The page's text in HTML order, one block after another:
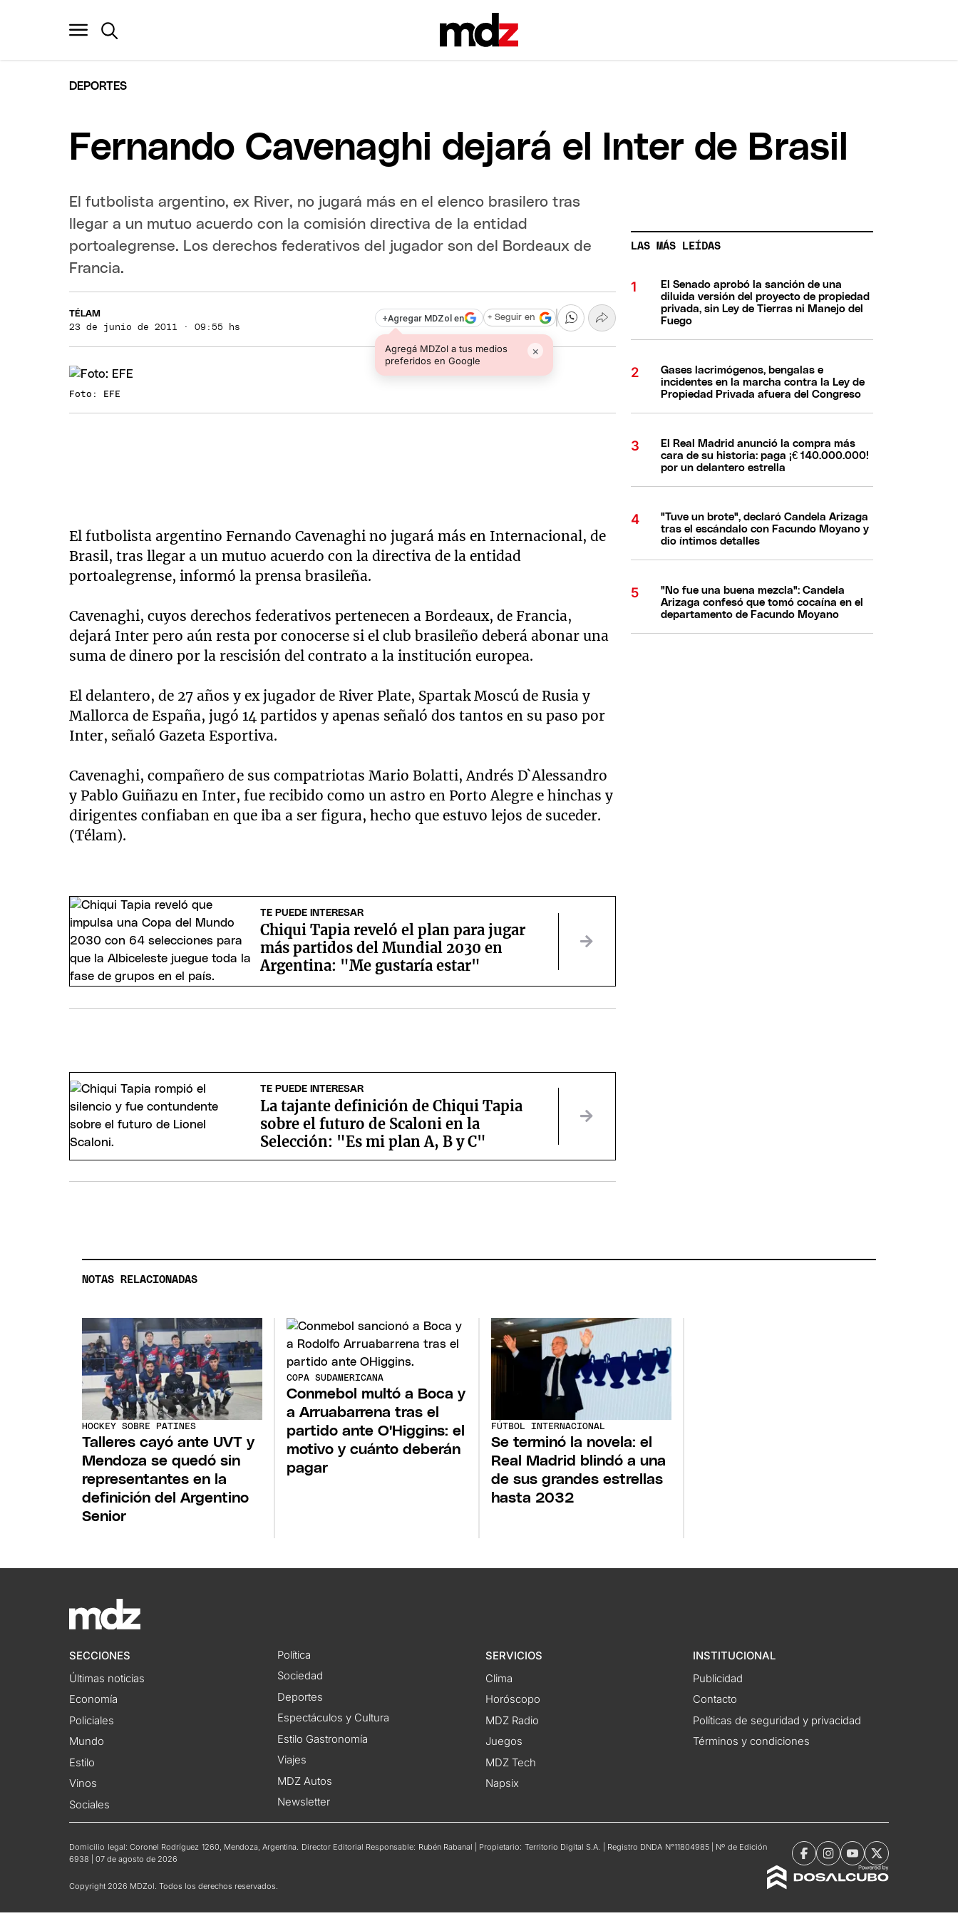
DEPORTES
Fernando Cavenaghi dejará el Inter de Brasil
El futbolista argentino, ex River, no jugará más en el elenco brasilero tras
llegar a un mutuo acuerdo con la comisión directiva de la entidad
portoalegrense. Los derechos federativos del jugador son del Bordeaux de
Francia.
TÉLAM
23 de junio de 2011 · 09:55 hs
+Agregar MDZol en
Agregá MDZol a tus medios
preferidos en Google
×
+ Seguir en
Foto: EFE
El futbolista argentino Fernando Cavenaghi no jugará más en Internacional, de
Brasil, tras llegar a un mutuo acuerdo con la directiva de la entidad
portoalegrense, informó la prensa brasileña.
Cavenaghi, cuyos derechos federativos pertenecen a Bordeaux, de Francia,
dejará Inter pero aún resta por conocerse si el club brasileño deberá abonar una
suma de dinero por la rescisión del contrato a la institución europea.
El delantero, de 27 años y ex jugador de River Plate, Spartak Moscú de Rusia y
Mallorca de España, jugó 14 partidos y apenas señaló dos tantos en su paso por
Inter, señaló Gazeta Esportiva.
Cavenaghi, compañero de sus compatriotas Mario Bolatti, Andrés D`Alessandro
y Pablo Guiñazu en Inter, fue recibido como un astro en Porto Alegre e hinchas y
dirigentes confiaban en que iba a ser figura, hecho que estuvo lejos de suceder.
(Télam).
TE PUEDE INTERESAR
Chiqui Tapia reveló el plan para jugar
más partidos del Mundial 2030 en
Argentina: "Me gustaría estar"
TE PUEDE INTERESAR
La tajante definición de Chiqui Tapia
sobre el futuro de Scaloni en la
Selección: "Es mi plan A, B y C"
LAS MÁS LEÍDAS
El Senado aprobó la sanción de una
diluida versión del proyecto de propiedad
privada, sin Ley de Tierras ni Manejo del
Fuego
Gases lacrimógenos, bengalas e
incidentes en la marcha contra la Ley de
Propiedad Privada afuera del Congreso
El Real Madrid anunció la compra más
cara de su historia: paga ¡€ 140.000.000!
por un delantero estrella
"Tuve un brote", declaró Candela Arizaga
tras el escándalo con Facundo Moyano y
dio íntimos detalles
"No fue una buena mezcla": Candela
Arizaga confesó que tomó cocaína en el
departamento de Facundo Moyano
NOTAS RELACIONADAS
HOCKEY SOBRE PATINES
Talleres cayó ante UVT y
Mendoza se quedó sin
representantes en la
definición del Argentino
Senior
COPA SUDAMERICANA
Conmebol multó a Boca y
a Arruabarrena tras el
partido ante O'Higgins: el
motivo y cuánto deberán
pagar
FÚTBOL INTERNACIONAL
Se terminó la novela: el
Real Madrid blindó a una
de sus grandes estrellas
hasta 2032
SECCIONES
Últimas noticias
Economía
Policiales
Mundo
Estilo
Vinos
Sociales
Política
Sociedad
Deportes
Espectáculos y Cultura
Estilo Gastronomía
Viajes
MDZ Autos
Newsletter
SERVICIOS
Clima
Horóscopo
MDZ Radio
Juegos
MDZ Tech
Napsix
INSTITUCIONAL
Publicidad
Contacto
Políticas de seguridad y privacidad
Términos y condiciones
Domicilio legal: Coronel Rodríguez 1260, Mendoza, Argentina. Director Editorial Responsable: Rubén Rabanal | Propietario: Territorio Digital S.A. | Registro DNDA N°11804985 | Nº de Edición
6938 | 07 de agosto de 2026
Copyright 2026 MDZol. Todos los derechos reservados.